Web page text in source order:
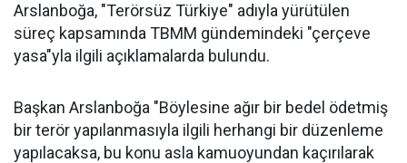
Arslanboğa, "Terörsüz Türkiye" adıyla yürütülen
süreç kapsamında TBMM gündemindeki "çerçeve
yasa"yla ilgili açıklamalarda bulundu.
Başkan Arslanboğa "Böylesine ağır bir bedel ödetmiş
bir terör yapılanmasıyla ilgili herhangi bir düzenleme
yapılacaksa, bu konu asla kamuoyundan kaçırılarak